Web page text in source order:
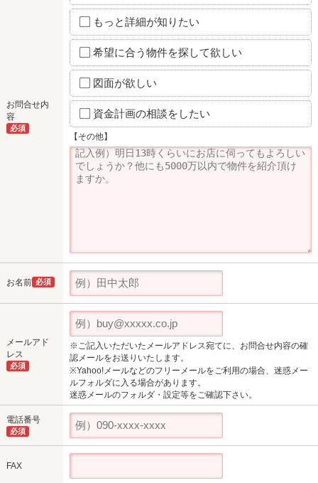
お問合せ内
容
必須
もっと詳細が知りたい
希望に合う物件を探して欲しい
図面が欲しい
資金計画の相談をしたい
【その他】
お名前 必須
メールアド
レス
必須
※ご記入いただいたメールアドレス宛てに、お問合せ内容の確
認メールをお送りいたします。
※Yahoo!メールなどのフリーメールをご利用の場合、迷惑メー
ルフォルダに入る場合があります。
迷惑メールのフォルダ・設定等をご確認下さい。
電話番号
必須
FAX